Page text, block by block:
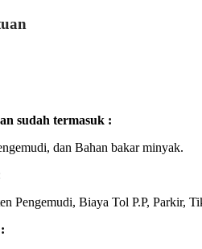
sudah termasuk :
dan Bahan bakar minyak.
Pengemudi, Biaya Tol P.P, Parkir,